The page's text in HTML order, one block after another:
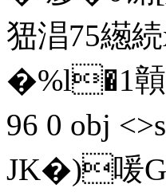
峱淐75繱
�%l�1贑
96 0 obj
JK�)喛